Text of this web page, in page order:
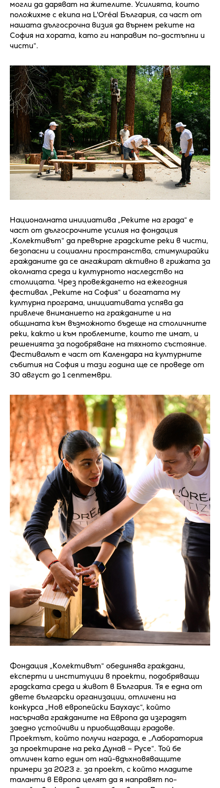
могли да даряват на жителите. Усилията, които
положихме с екипа на L'Oréal България, са част от
нашата дългосрочна визия да върнем реките на
София на хората, като ги направим по-достъпни и
чисти“.
Националната инициатива „Реките на града“ е
част от дългосрочните усилия на фондация
„Колективът“ да превърне градските реки в чисти,
безопасни и социални пространства, стимулирайки
гражданите да се ангажират активно в грижата за
околната среда и културното наследство на
столицата. Чрез провеждането на ежегодния
фестивал „Реките на София“ и богатата му
културна програма, инициативата успява да
привлече вниманието на гражданите и на
общината към възможното бъдеще на столичните
реки, както и към проблемите, които те имат, и
решенията за подобряване на тяхното състояние.
Фестивалът е част от Календара на културните
събития на София и тази година ще се проведе от
30 август до 1 септември.
Фондация „Колективът“ обединява граждани,
експерти и институции в проекти, подобряващи
градската среда и живот в България. Тя е една от
двете български организации, отличени на
конкурса „Нов европейски Баухаус“, който
насърчава гражданите на Европа да изградят
заедно устойчиви и приобщаващи градове.
Проектът, който получи награда, е „Лаборатория
за проектиране на река Дунав – Русе“. Той бе
отличен като един от най-вдъхновяващите
примери за 2023 г. за проект, с който младите
таланти в Европа целят да я направят по-